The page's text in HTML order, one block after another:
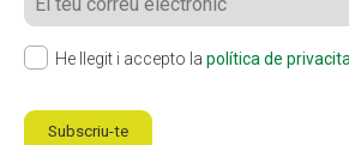
He llegit i accepto la política de
Subscriu-te